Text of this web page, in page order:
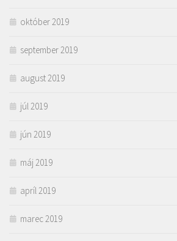
október 2019
september 2019
august 2019
júl 2019
jún 2019
máj 2019
apríl 2019
marec 2019